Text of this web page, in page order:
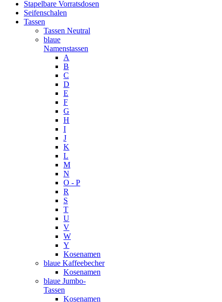
Stapelbare Vorratsdosen
Seifenschalen
Tassen
Tassen Neutral
blaue
Namenstassen
A
B
C
D
E
F
G
H
I
J
K
L
M
N
O - P
R
S
T
U
V
W
Y
Kosenamen
blaue Kaffeebecher
Kosenamen
blaue Jumbo-
Tassen
Kosenamen